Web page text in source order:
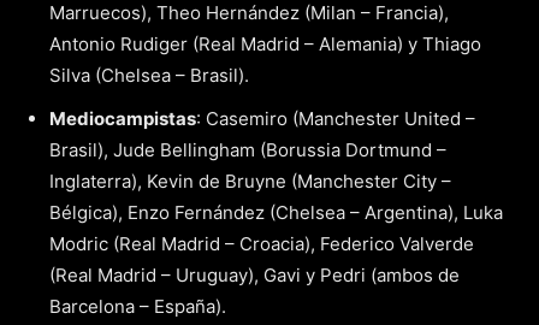
Marruecos), Theo Hernández (Milan – Francia),
Antonio Rudiger (Real Madrid – Alemania) y Thiago
Silva (Chelsea – Brasil).
Mediocampistas: Casemiro (Manchester United –
Brasil), Jude Bellingham (Borussia Dortmund –
Inglaterra), Kevin de Bruyne (Manchester City –
Bélgica), Enzo Fernández (Chelsea – Argentina), Luka
Modric (Real Madrid – Croacia), Federico Valverde
(Real Madrid – Uruguay), Gavi y Pedri (ambos de
Barcelona – España).